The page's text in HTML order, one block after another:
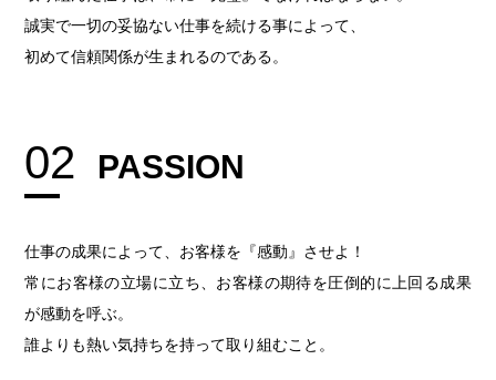
誠実で一切の妥協ない仕事を続ける事によって、
初めて信頼関係が生まれるのである。
02 PASSION
仕事の成果によって、お客様を『感動』させよ！
常にお客様の立場に立ち、お客様の期待を圧倒的に上回る成果
が感動を呼ぶ。
誰よりも熱い気持ちを持って取り組むこと。